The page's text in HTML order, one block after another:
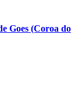
Goes (Coroa do